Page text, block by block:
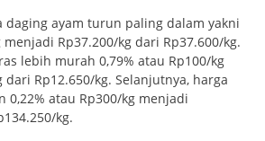
daging ayam turun paling dalam yakni
menjadi Rp37.200/kg dari Rp37.600/kg.
lebih murah 0,79% atau Rp100/kg
dari Rp12.650/kg. Selanjutnya, harga
0,22% atau Rp300/kg menjadi
kg.